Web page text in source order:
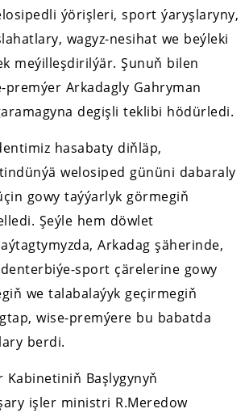
ýörişleri, sport ýaryşlaryny,
wagyz-nesihat we beýleki
meýilleşdirilýär. Şunuň bilen
premýer Arkadagly Gahryman
degişli teklibi hödürledi.
hasabaty diňläp,
welosiped gününi dabaraly
gowy taýýarlyk görmegiň
Şeýle hem döwlet
Arkadag şäherinde,
sport çärelerine gowy
we talabalaýyk geçirmegiň
wise-premýere bu babatda
berdi.
Başlygynyň
işler ministri R.Meredow